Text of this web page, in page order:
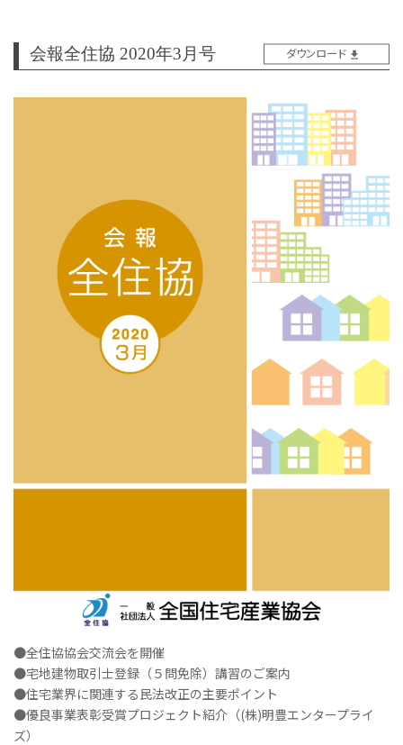
会報全住協 2020年3月号 ダウンロード
●全住協協会交流会を開催
●宅地建物取引士登録（５問免除）講習のご案内
●住宅業界に関連する民法改正の主要ポイント
●優良事業表彰受賞プロジェクト紹介（(株)明豊エンタープライ
ズ）